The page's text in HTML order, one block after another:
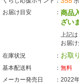
お届け目安
商品
ざい
上記は
お届
在庫状況
お取
基本配送料
無料
メーカー発売日
2022